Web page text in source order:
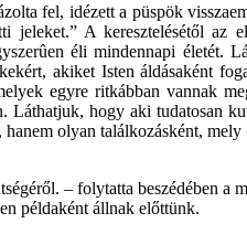
fel, idézett a püspök
A keresztelésétől az
éli mindennapi
akiket Isten áldásaként
egyre ritkábban vannak
hogy aki tudatosan
olyan találkozásként,
– folytatta beszédében a
példaként állnak előttünk.